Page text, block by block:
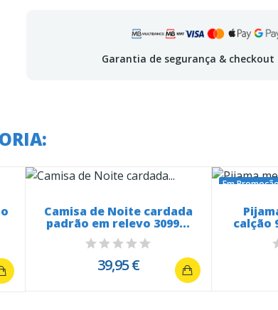
Garantia de segurança & checkout
Camisa de Noite cardada
padrão em relevo 3099...
39,95 €
Em
calção